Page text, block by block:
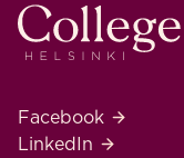
Business College
Facebook
Business College
LinkedIn